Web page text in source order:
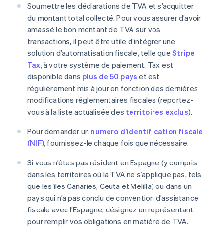
Soumettre les déclarations de TVA et s’acquitter
du montant total collecté. Pour vous assurer d’avoir
amassé le bon montant de TVA sur vos
transactions, il peut être utile d’intégrer une
solution d’automatisation fiscale, telle que Stripe
Tax, à votre système de paiement. Tax est
disponible dans plus de 50 pays et est
régulièrement mis à jour en fonction des dernières
modifications réglementaires fiscales (reportez-
vous à la liste actualisée des territoires exclus).
Pour demander un numéro d’identification fiscale
(NIF), fournissez-le chaque fois que nécessaire.
Si vous n’êtes pas résident en Espagne (y compris
dans les territoires où la TVA ne s’applique pas, tels
que les îles Canaries, Ceuta et Melilla) ou dans un
pays qui n’a pas conclu de convention d’assistance
fiscale avec l’Espagne, désignez un représentant
pour remplir vos obligations en matière de TVA.